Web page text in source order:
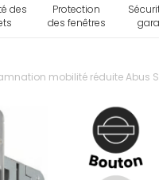
des
Protection
des fenêtres
mobilité réduite Abus